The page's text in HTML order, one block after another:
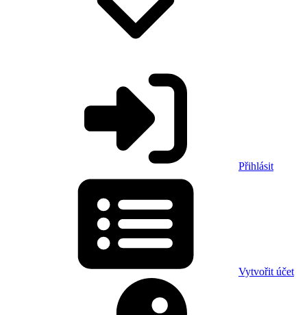
Přihlásit
Vytvořit účet